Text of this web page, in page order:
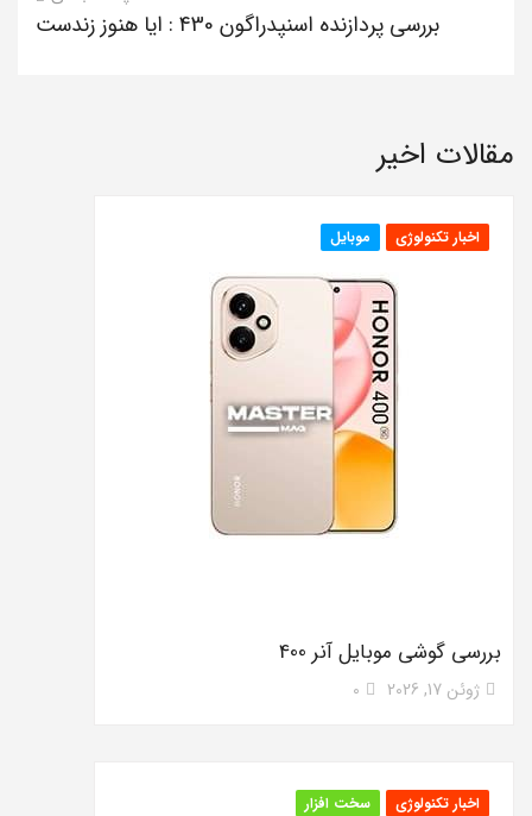
بررسی پردازنده اسنپدراگون 430 : ایا هنوز زندست
مقالات اخیر
اخبار تکنولوژی موبایل
بررسی گوشی موبایل آنر 400
ژوئن 17, 2026 0
اخبار تکنولوژی سخت افزار